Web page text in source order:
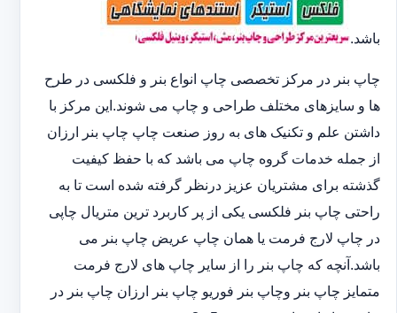
باشد.
چاپ بنر در مرکز تخصصی چاپ انواع بنر و فلکسی در طرح
ها و سایزهای مختلف طراحی و چاپ می شوند.این مرکز با
داشتن علم و تکنیک های به روز صنعت چاپ چاپ بنر ارزان
از جمله خدمات گروه چاپ می باشد که با حفظ کیفیت
گذشته برای مشتریان عزیز درنظر گرفته شده است تا به
راحتی چاپ بنر فلکسی یکی از پر کاربرد ترین متریال چاپی
در چاپ لارج فرمت یا همان چاپ عریض چاپ بنر می
باشد.آنچه که چاپ بنر را از سایر چاپ های لارج فرمت
متمایز چاپ بنر وچاپ بنر فوریو چاپ بنر ارزان چاپ بنر در